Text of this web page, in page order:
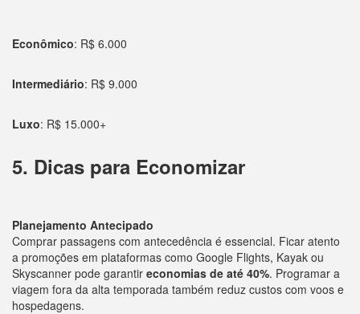
Econômico: R$ 6.000
Intermediário: R$ 9.000
Luxo: R$ 15.000+
5. Dicas para Economizar
Planejamento Antecipado
Comprar passagens com antecedência é essencial. Ficar atento
a promoções em plataformas como Google Flights, Kayak ou
Skyscanner pode garantir economias de até 40%. Programar a
viagem fora da alta temporada também reduz custos com voos e
hospedagens.